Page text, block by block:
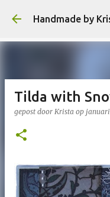
Handmade by
Tilda with
gepost door Krista op